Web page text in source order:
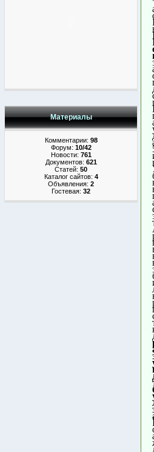
Материалы
Комментарии: 98
Форум: 10/42
Новости: 761
Документов: 621
Статей: 50
Каталог сайтов: 4
Объявления: 2
Гостевая: 32